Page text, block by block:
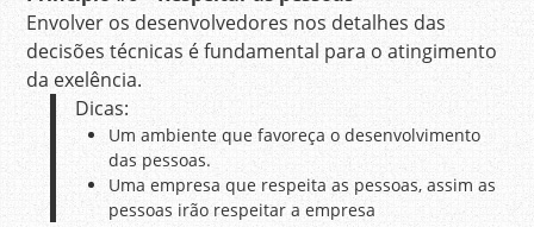
Envolver os desenvolvedores nos detalhes das
decisões técnicas é fundamental para o atingimento
da exelência.
Dicas:
Um ambiente que favoreça o desenvolvimento
das pessoas.
Uma empresa que respeita as pessoas, assim as
pessoas irão respeitar a empresa